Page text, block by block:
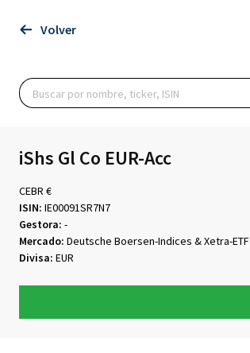
Volver
iShs Gl Co EUR-Acc
CEBR €
ISIN: IE00091SR7N7
Gestora: -
Mercado: Deutsche Boersen-Indices & Xetra-ETF
Divisa: EUR